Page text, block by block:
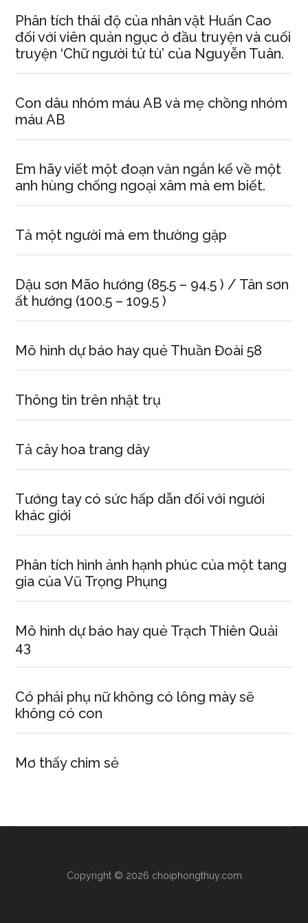
Phân tích thái độ của nhân vật Huấn Cao
đối với viên quản ngục ở đầu truyện và cuối
truyện ‘Chữ người tử tù’ của Nguyễn Tuân.
Con dâu nhóm máu AB và mẹ chồng nhóm
máu AB
Em hãy viết một đoạn văn ngắn kể về một
anh hùng chống ngoại xâm mà em biết.
Tả một người mà em thường gặp
Dậu sơn Mão hướng (85.5 – 94.5 ) / Tân sơn
ất hướng (100.5 – 109.5 )
Mô hình dự báo hay quẻ Thuần Đoài 58
Thông tin trên nhật trụ
Tả cây hoa trang dây
Tướng tay có sức hấp dẫn đối với người
khác giới
Phân tích hình ảnh hạnh phúc của một tang
gia của Vũ Trọng Phụng
Mô hình dự báo hay quẻ Trạch Thiên Quải
43
Có phải phụ nữ không có lông mày sẽ
không có con
Mơ thấy chim sẻ
Copyright © 2026 choiphongthuy.com